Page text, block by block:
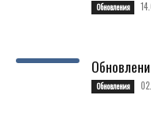
Обновления
Обновления